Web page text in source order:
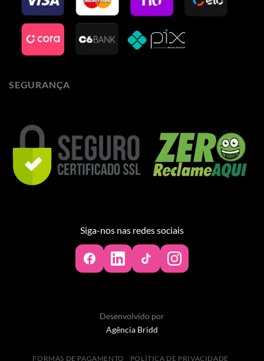
SEGURANÇA
Siga-nos nas redes sociais
Desenvolvido por
Agência Bridd
FORMAS DE PAGAMENTO POLÍTICA DE PRIVACIDADE